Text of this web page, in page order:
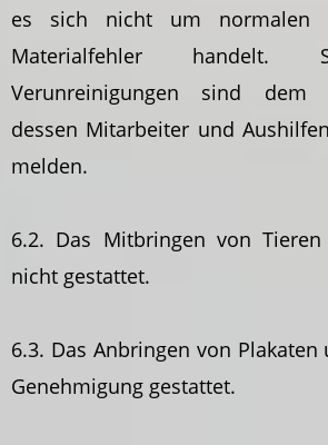
es sich nicht um normalen
Materialfehler handelt.
Verunreinigungen sind dem
dessen Mitarbeiter und
melden.
6.2. Das Mitbringen von
nicht gestattet.
6.3. Das Anbringen von
Genehmigung gestattet.